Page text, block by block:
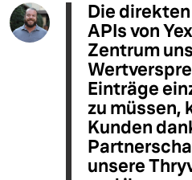
Die
APIs von
Zentrum
Einträge
zu müssen,
Kunden
unsere